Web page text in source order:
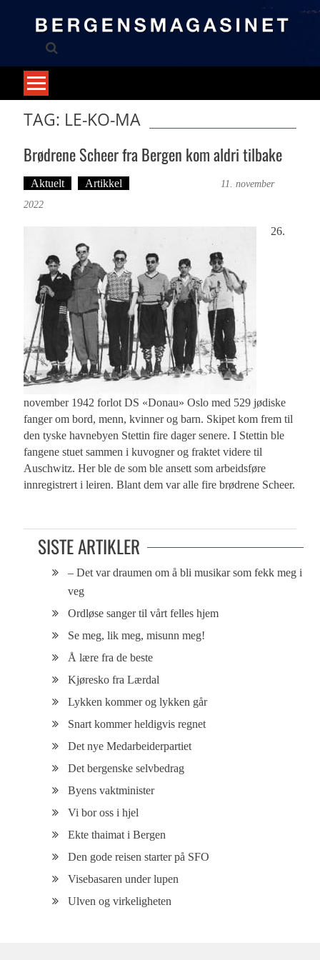
TAG: LE-KO-MA
Brødrene Scheer fra Bergen kom aldri tilbake
Aktuelt Artikkel
11. november
2022
26.
november 1942 forlot DS «Donau» Oslo med 529 jødiske
fanger om bord, menn, kvinner og barn. Skipet kom frem til
den tyske havnebyen Stettin fire dager senere. I Stettin ble
fangene stuet sammen i kuvogner og fraktet videre til
Auschwitz. Her ble de som ble ansett som arbeidsføre
innregistrert i leiren. Blant dem var alle fire brødrene Scheer.
SISTE ARTIKLER
– Det var draumen om å bli musikar som fekk meg i
veg
Ordløse sanger til vårt felles hjem
Se meg, lik meg, misunn meg!
Å lære fra de beste
Kjøresko fra Lærdal
Lykken kommer og lykken går
Snart kommer heldigvis regnet
Det nye Medarbeiderpartiet
Det bergenske selvbedrag
Byens vaktminister
Vi bor oss i hjel
Ekte thaimat i Bergen
Den gode reisen starter på SFO
Visebasaren under lupen
Ulven og virkeligheten